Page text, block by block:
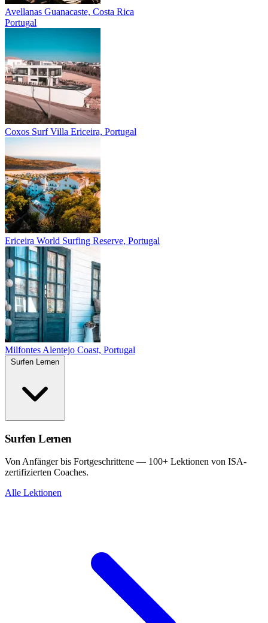
Avellanas Guanacaste, Costa Rica
Portugal
Coxos Surf Villa Ericeira, Portugal
Ericeira World Surfing Reserve, Portugal
Milfontes Alentejo Coast, Portugal
Surfen Lernen
Von Anfänger bis Fortgeschrittene — 100+ Lektionen von ISA-
zertifizierten Coaches.
Alle Lektionen